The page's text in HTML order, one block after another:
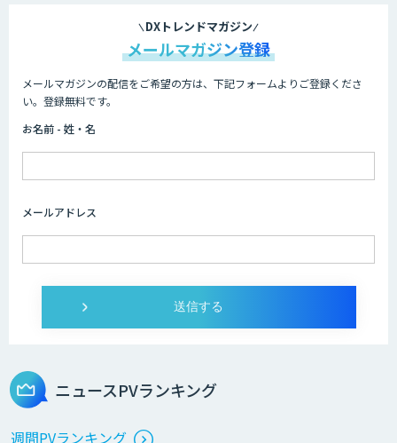
DXトレンドマガジン
メールマガジン登録
メールマガジンの配信をご希望の方は、下記フォームよりご登録くださ
い。登録無料です。
お名前 - 姓・名
メールアドレス
ニュースPVランキング
週間PVランキング